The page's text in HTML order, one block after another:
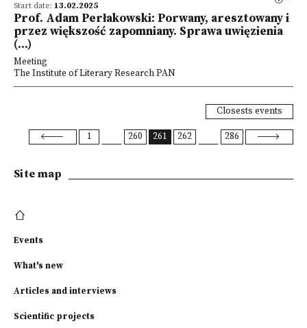
Start date: 13.02.2025
Prof. Adam Perłakowski: Porwany, aresztowany i
przez większość zapomniany. Sprawa uwięzienia
(...)
Meeting
The Institute of Literary Research PAN
Closests events
1 260 261 262 286
Site map
Events
What's new
Articles and interviews
Scientific projects